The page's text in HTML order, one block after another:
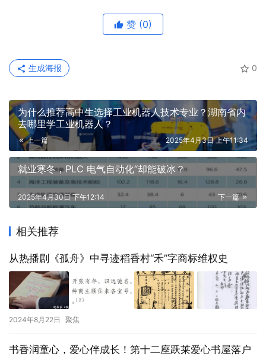
赞 (0)
0
生成海报
为什么推荐高中生选择工业机器人技术专业？湖南省内
去哪里学工业机器人？
上一篇 2025年4月3日 上午11:34
就业寒冬，PLC 电气自动化“却能破冰？
下一篇
2025年4月30日 下午12:14
相关推荐
从热播剧《孤舟》中寻迹稻香村“禾”字商标维权史
2024年8月22日 聚焦
书香润童心，爱心伴成长！第十二座跃莱爱心书屋落户